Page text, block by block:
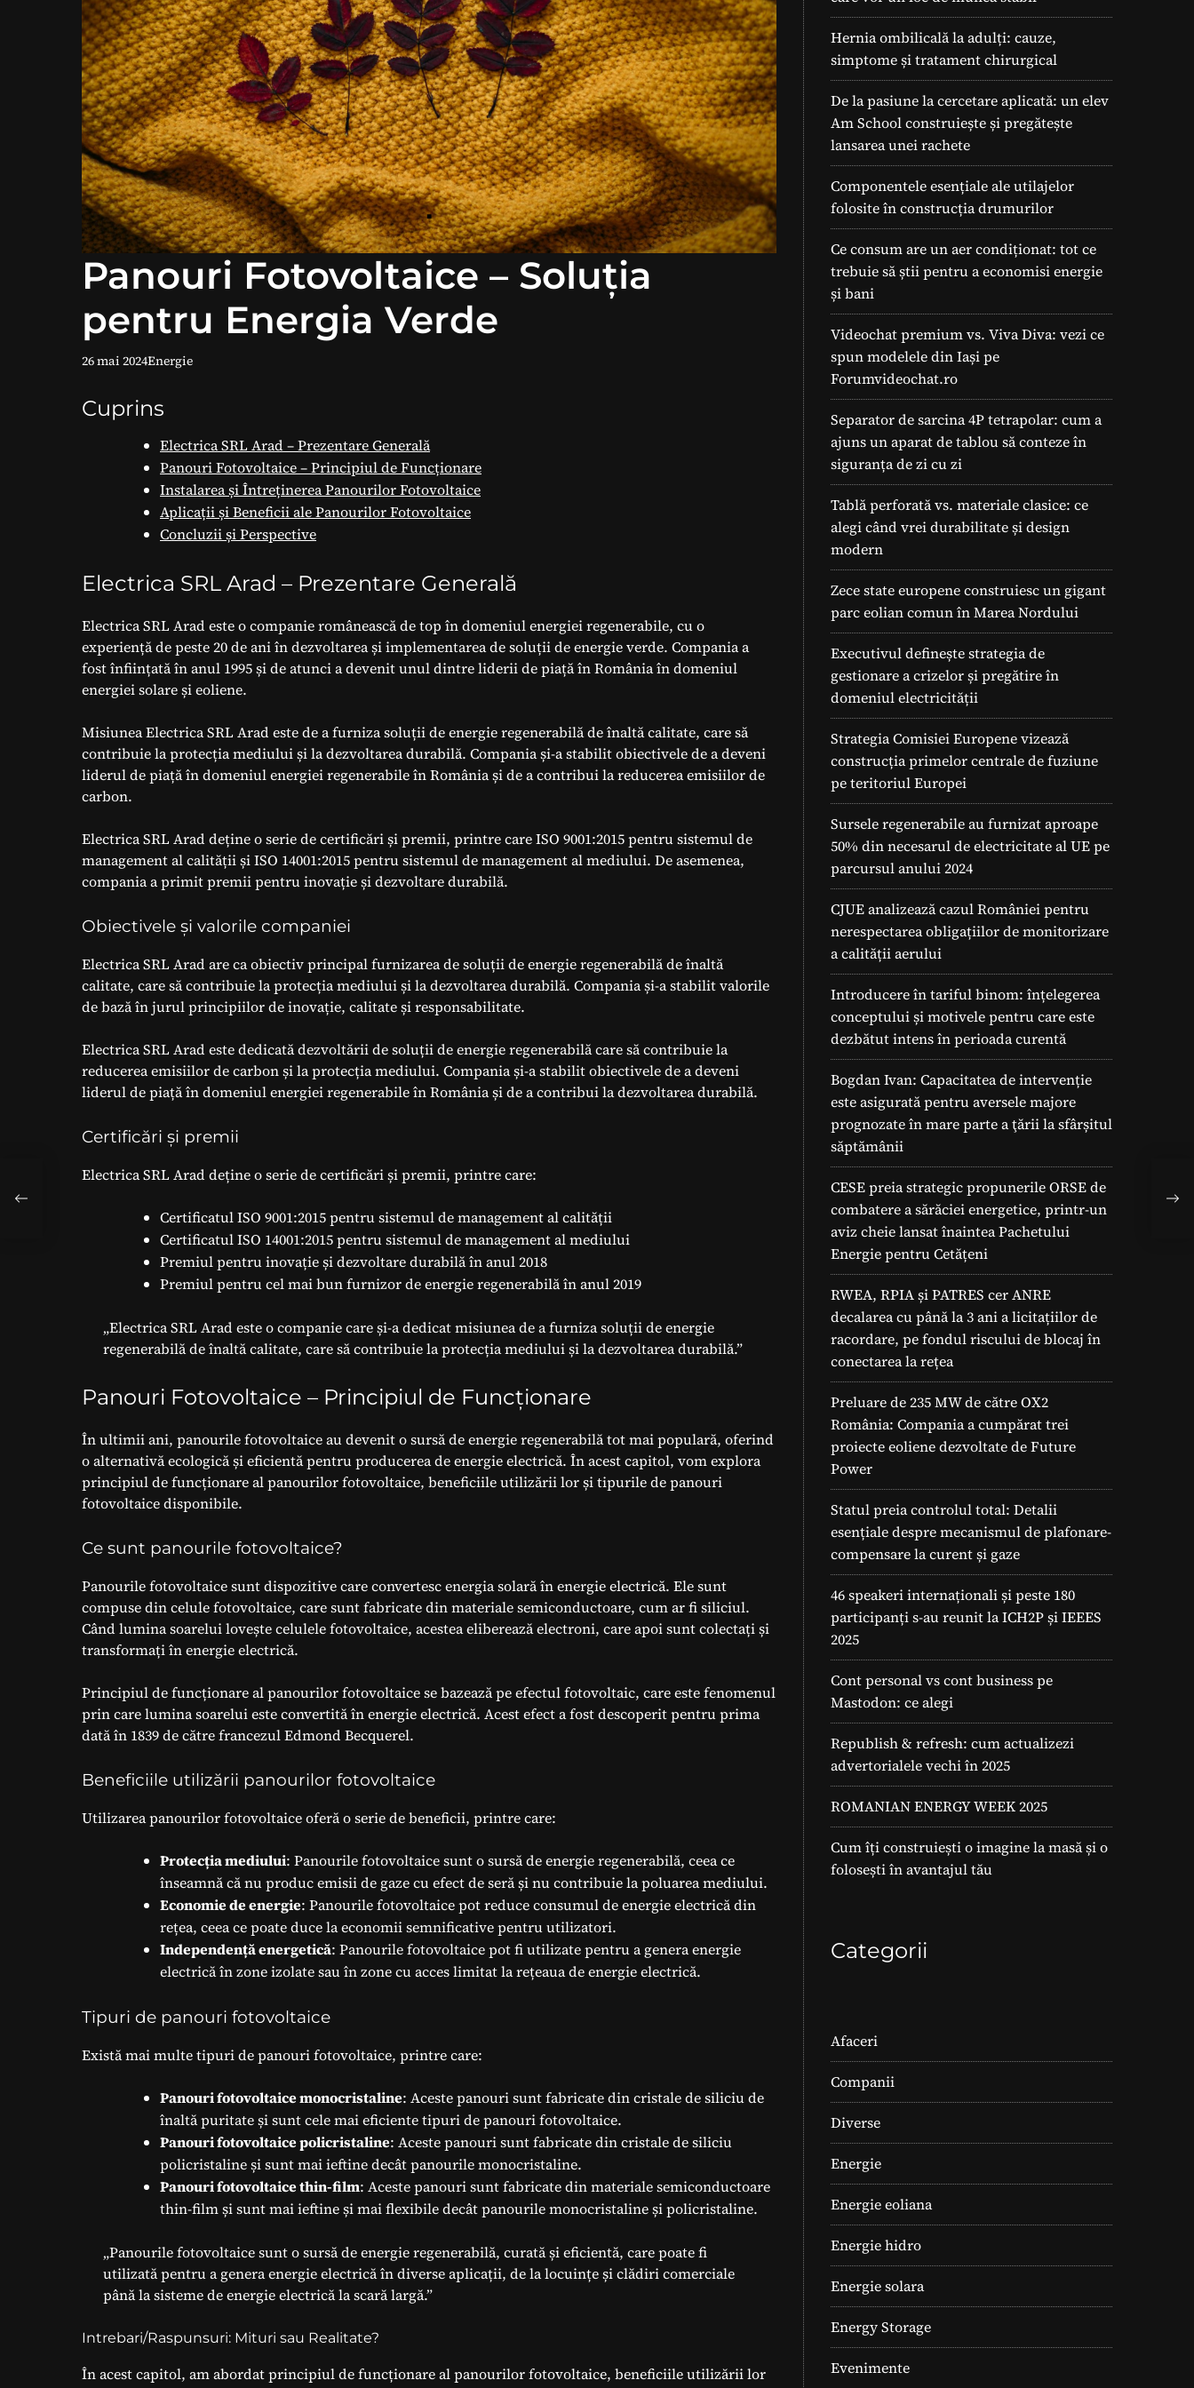
Panouri Fotovoltaice – Soluția
pentru Energia Verde
26 mai 2024Energie
Cuprins
Electrica SRL Arad – Prezentare Generală
Panouri Fotovoltaice – Principiul de Funcționare
Instalarea și Întreținerea Panourilor Fotovoltaice
Aplicații și Beneficii ale Panourilor Fotovoltaice
Concluzii și Perspective
Electrica SRL Arad – Prezentare Generală
Electrica SRL Arad este o companie românească de top în domeniul energiei regenerabile, cu o
experiență de peste 20 de ani în dezvoltarea și implementarea de soluții de energie verde. Compania a
fost înființată în anul 1995 și de atunci a devenit unul dintre liderii de piață în România în domeniul
energiei solare și eoliene.
Misiunea Electrica SRL Arad este de a furniza soluții de energie regenerabilă de înaltă calitate, care să
contribuie la protecția mediului și la dezvoltarea durabilă. Compania și-a stabilit obiectivele de a deveni
liderul de piață în domeniul energiei regenerabile în România și de a contribui la reducerea emisiilor de
carbon.
Electrica SRL Arad deține o serie de certificări și premii, printre care ISO 9001:2015 pentru sistemul de
management al calității și ISO 14001:2015 pentru sistemul de management al mediului. De asemenea,
compania a primit premii pentru inovație și dezvoltare durabilă.
Obiectivele și valorile companiei
Electrica SRL Arad are ca obiectiv principal furnizarea de soluții de energie regenerabilă de înaltă
calitate, care să contribuie la protecția mediului și la dezvoltarea durabilă. Compania și-a stabilit valorile
de bază în jurul principiilor de inovație, calitate și responsabilitate.
Electrica SRL Arad este dedicată dezvoltării de soluții de energie regenerabilă care să contribuie la
reducerea emisiilor de carbon și la protecția mediului. Compania și-a stabilit obiectivele de a deveni
liderul de piață în domeniul energiei regenerabile în România și de a contribui la dezvoltarea durabilă.
Certificări și premii
Electrica SRL Arad deține o serie de certificări și premii, printre care:
Certificatul ISO 9001:2015 pentru sistemul de management al calității
Certificatul ISO 14001:2015 pentru sistemul de management al mediului
Premiul pentru inovație și dezvoltare durabilă în anul 2018
Premiul pentru cel mai bun furnizor de energie regenerabilă în anul 2019
„Electrica SRL Arad este o companie care și-a dedicat misiunea de a furniza soluții de energie
regenerabilă de înaltă calitate, care să contribuie la protecția mediului și la dezvoltarea durabilă.”
Panouri Fotovoltaice – Principiul de Funcționare
În ultimii ani, panourile fotovoltaice au devenit o sursă de energie regenerabilă tot mai populară, oferind
o alternativă ecologică și eficientă pentru producerea de energie electrică. În acest capitol, vom explora
principiul de funcționare al panourilor fotovoltaice, beneficiile utilizării lor și tipurile de panouri
fotovoltaice disponibile.
Ce sunt panourile fotovoltaice?
Panourile fotovoltaice sunt dispozitive care convertesc energia solară în energie electrică. Ele sunt
compuse din celule fotovoltaice, care sunt fabricate din materiale semiconductoare, cum ar fi siliciul.
Când lumina soarelui lovește celulele fotovoltaice, acestea eliberează electroni, care apoi sunt colectați și
transformați în energie electrică.
Principiul de funcționare al panourilor fotovoltaice se bazează pe efectul fotovoltaic, care este fenomenul
prin care lumina soarelui este convertită în energie electrică. Acest efect a fost descoperit pentru prima
dată în 1839 de către francezul Edmond Becquerel.
Beneficiile utilizării panourilor fotovoltaice
Utilizarea panourilor fotovoltaice oferă o serie de beneficii, printre care:
Protecția mediului: Panourile fotovoltaice sunt o sursă de energie regenerabilă, ceea ce
înseamnă că nu produc emisii de gaze cu efect de seră și nu contribuie la poluarea mediului.
Economie de energie: Panourile fotovoltaice pot reduce consumul de energie electrică din
rețea, ceea ce poate duce la economii semnificative pentru utilizatori.
Independență energetică: Panourile fotovoltaice pot fi utilizate pentru a genera energie
electrică în zone izolate sau în zone cu acces limitat la rețeaua de energie electrică.
Tipuri de panouri fotovoltaice
Există mai multe tipuri de panouri fotovoltaice, printre care:
Panouri fotovoltaice monocristaline: Aceste panouri sunt fabricate din cristale de siliciu de
înaltă puritate și sunt cele mai eficiente tipuri de panouri fotovoltaice.
Panouri fotovoltaice policristaline: Aceste panouri sunt fabricate din cristale de siliciu
policristaline și sunt mai ieftine decât panourile monocristaline.
Panouri fotovoltaice thin-film: Aceste panouri sunt fabricate din materiale semiconductoare
thin-film și sunt mai ieftine și mai flexibile decât panourile monocristaline și policristaline.
„Panourile fotovoltaice sunt o sursă de energie regenerabilă, curată și eficientă, care poate fi
utilizată pentru a genera energie electrică în diverse aplicații, de la locuințe și clădiri comerciale
până la sisteme de energie electrică la scară largă.”
Intrebari/Raspunsuri: Mituri sau Realitate?
În acest capitol, am abordat principiul de funcționare al panourilor fotovoltaice, beneficiile utilizării lor
Hernia ombilicală la adulți: cauze,
simptome și tratament chirurgical
De la pasiune la cercetare aplicată: un elev
Am School construiește și pregătește
lansarea unei rachete
Componentele esențiale ale utilajelor
folosite în construcția drumurilor
Ce consum are un aer condiționat: tot ce
trebuie să știi pentru a economisi energie
și bani
Videochat premium vs. Viva Diva: vezi ce
spun modelele din Iași pe
Forumvideochat.ro
Separator de sarcina 4P tetrapolar: cum a
ajuns un aparat de tablou să conteze în
siguranța de zi cu zi
Tablă perforată vs. materiale clasice: ce
alegi când vrei durabilitate și design
modern
Zece state europene construiesc un gigant
parc eolian comun în Marea Nordului
Executivul definește strategia de
gestionare a crizelor și pregătire în
domeniul electricității
Strategia Comisiei Europene vizează
construcția primelor centrale de fuziune
pe teritoriul Europei
Sursele regenerabile au furnizat aproape
50% din necesarul de electricitate al UE pe
parcursul anului 2024
CJUE analizează cazul României pentru
nerespectarea obligațiilor de monitorizare
a calității aerului
Introducere în tariful binom: înțelegerea
conceptului și motivele pentru care este
dezbătut intens în perioada curentă
Bogdan Ivan: Capacitatea de intervenție
este asigurată pentru aversele majore
prognozate în mare parte a ţării la sfârșitul
săptămânii
CESE preia strategic propunerile ORSE de
combatere a sărăciei energetice, printr-un
aviz cheie lansat înaintea Pachetului
Energie pentru Cetățeni
RWEA, RPIA și PATRES cer ANRE
decalarea cu până la 3 ani a licitațiilor de
racordare, pe fondul riscului de blocaj în
conectarea la rețea
Preluare de 235 MW de către OX2
România: Compania a cumpărat trei
proiecte eoliene dezvoltate de Future
Power
Statul preia controlul total: Detalii
esențiale despre mecanismul de plafonare-
compensare la curent și gaze
46 speakeri internaționali și peste 180
participanți s-au reunit la ICH2P și IEEES
2025
Cont personal vs cont business pe
Mastodon: ce alegi
Republish & refresh: cum actualizezi
advertorialele vechi în 2025
ROMANIAN ENERGY WEEK 2025
Cum îți construiești o imagine la masă și o
folosești în avantajul tău
Categorii
Afaceri
Companii
Diverse
Energie
Energie eoliana
Energie hidro
Energie solara
Energy Storage
Evenimente